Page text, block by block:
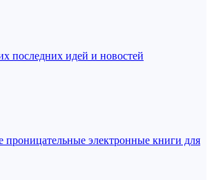
последних идей и новостей
проницательные электронные книги для